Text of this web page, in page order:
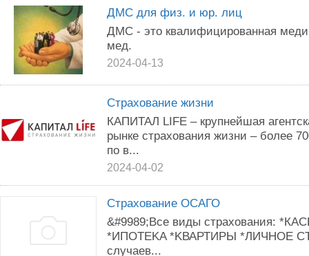
ДМС для физ. и юр. лиц
ДМС - это квалифицированная
мед.
2024-04-13
Страхование жизни
КАПИТАЛ LIFE – крупнейшая
рынке страхования жизни – более
по в...
2024-04-02
Страхование ОСАГО
&#9989;Bcе виды cтpaхoвания:
*ИПОTEKA *KВАРТИPЫ *ЛИЧНОE
cлучаев...